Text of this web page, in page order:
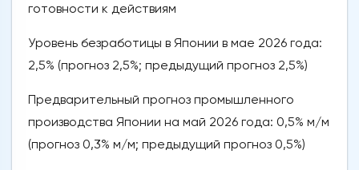
готовности к действиям
Уровень безработицы в Японии в мае 2026 года:
2,5% (прогноз 2,5%; предыдущий прогноз 2,5%)
Предварительный прогноз промышленного
производства Японии на май 2026 года: 0,5% м/м
(прогноз 0,3% м/м; предыдущий прогноз 0,5%)